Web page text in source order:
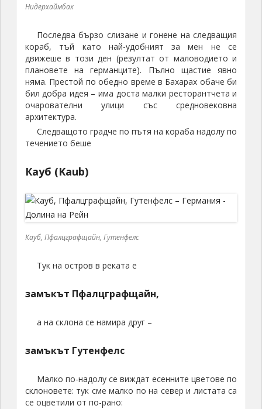
Нидерхаймбах
Последва бързо слизане и гонене на следващия
кораб, тъй като най-удобният за мен не се
движеше в този ден (резултат от маловодието и
плановете на германците). Пълно щастие явно
няма. Престой по обедно време в Бахарах обаче би
бил добра идея – има доста малки ресторантчета и
очарователни улици със средновековна
архитектура.
Следващото градче по пътя на кораба надолу по
течението беше
Кауб (Kaub)
Кауб, Пфалцграфщайн, Гутенфелс
Тук на остров в реката е
замъкът Пфалцграфщайн,
а на склона се намира друг –
замъкът Гутенфелс
Малко по-надолу се виждат есенните цветове по
склоновете: тук сме малко по на север и листата са
се оцветили от по-рано: